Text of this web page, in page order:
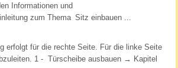
Informationen und
zum Thema Sitz einbauen ...
erfolgt für die rechte Seite. Für die linke Seite
1 - Türscheibe ausbauen → Kapitel